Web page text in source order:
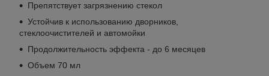
Препятствует загрязнению стекол
Устойчив к использованию дворников,
стеклоочистителей и автомойки
Продолжительность эффекта - до 6 месяцев
Объем 70 мл